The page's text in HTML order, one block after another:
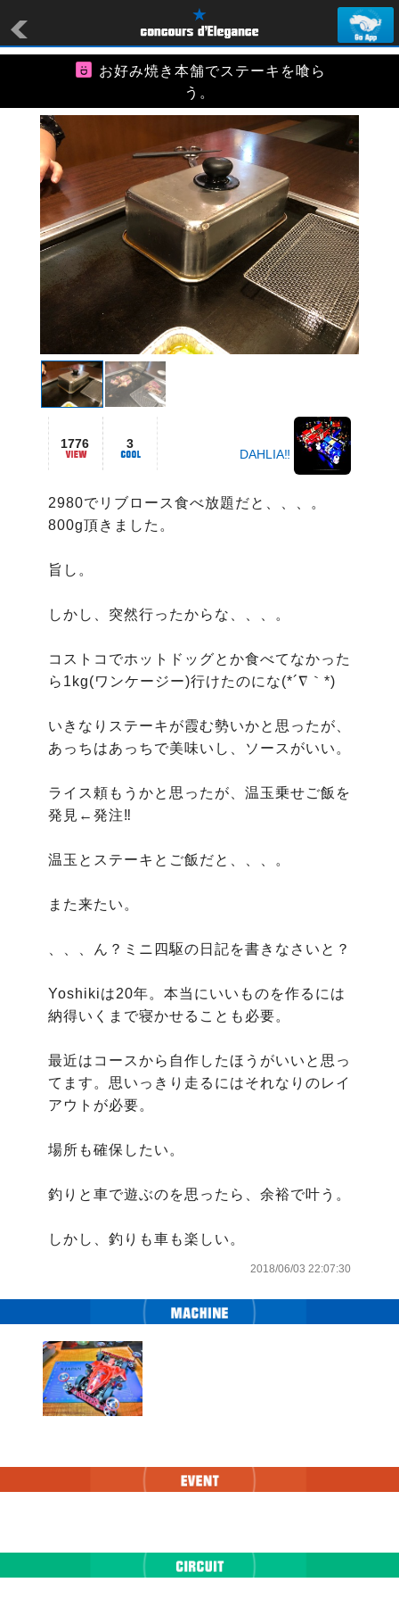
お好み焼き本舗でステーキを喰ら
う。
1776 3
DAHLIA‼️
2980でリブロース食べ放題だと、、、。
800g頂きました。
旨し。
しかし、突然行ったからな、、、。
コストコでホットドッグとか食べてなかった
ら1kg(ワンケージー)行けたのにな(*´∇｀*)
いきなりステーキが霞む勢いかと思ったが、
あっちはあっちで美味いし、ソースがいい。
ライス頼もうかと思ったが、温玉乗せご飯を
発見←発注‼️
温玉とステーキとご飯だと、、、。
また来たい。
、、、ん？ミニ四駆の日記を書きなさいと？
Yoshikiは20年。本当にいいものを作るには
納得いくまで寝かせることも必要。
最近はコースから自作したほうがいいと思っ
てます。思いっきり走るにはそれなりのレイ
アウトが必要。
場所も確保したい。
釣りと車で遊ぶのを思ったら、余裕で叶う。
しかし、釣りも車も楽しい。
2018/06/03 22:07:30